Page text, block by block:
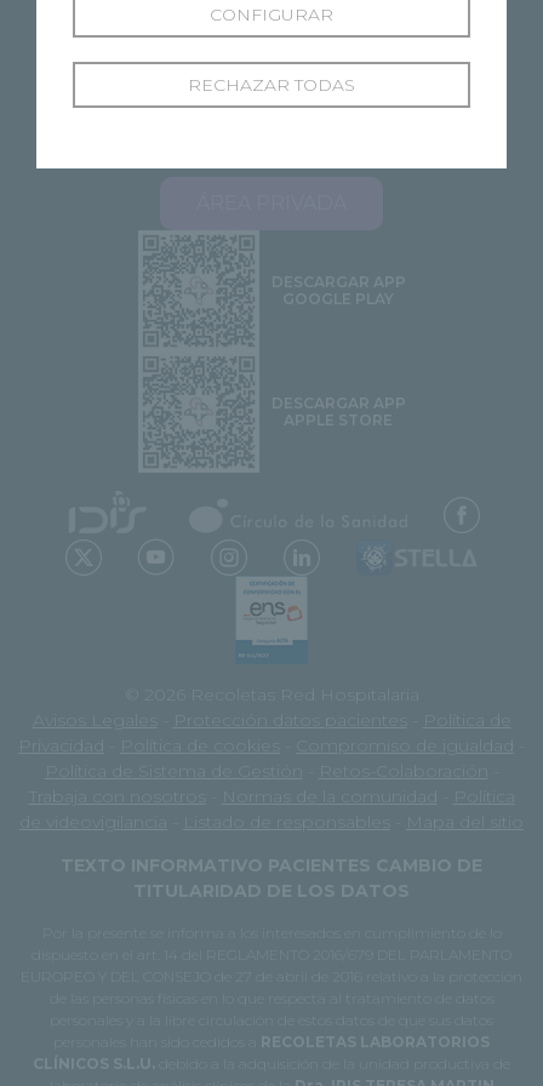
SOBRE RECOLETAS
NUESTROS CENTROS
ESPECIALIDADES
PROFESIONALES
DESCARGAR APP
GOOGLE PLAY
DESCARGAR APP
APPLE STORE
© 2026 Recoletas Red Hospitalaria
Avisos Legales
Protección datos pacientes
Política de
Privacidad
Política de cookies Compromiso de igualdad
Política de Sistema de Gestión
Retos-Colaboración
Trabaja con nosotros
Normas de la comunidad
Política
de videovigilancia
Listado de responsables
Mapa del sitio
TEXTO INFORMATIVO PACIENTES CAMBIO DE
TITULARIDAD DE LOS DATOS
Por la presente se informa a los interesados en cumplimiento de lo
dispuesto en el art. 14 del REGLAMENTO 2016/679 DEL PARLAMENTO
EUROPEO Y DEL CONSEJO de 27 de abril de 2016 relativo a la protección
de las personas físicas en lo que respecta al tratamiento de datos
personales y a la libre circulación de estos datos de que sus datos
RECOLETAS LABORATORIOS
CLÍNICOS S.L.U.
debido a la adquisición de la unidad productiva de
RECHAZAR TODAS
CONFIGURAR